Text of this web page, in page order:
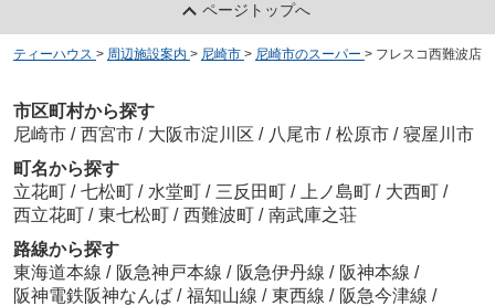
ページトップへ
ティーハウス > 周辺施設案内 > 尼崎市 > 尼崎市のスーパー > フレスコ西難波店
市区町村から探す
尼崎市 / 西宮市 / 大阪市淀川区 / 八尾市 / 松原市 / 寝屋川市
町名から探す
立花町 / 七松町 / 水堂町 / 三反田町 / 上ノ島町 / 大西町 /
西立花町 / 東七松町 / 西難波町 / 南武庫之荘
路線から探す
東海道本線 / 阪急神戸本線 / 阪急伊丹線 / 阪神本線 /
阪神電鉄阪神なんば / 福知山線 / 東西線 / 阪急今津線 /